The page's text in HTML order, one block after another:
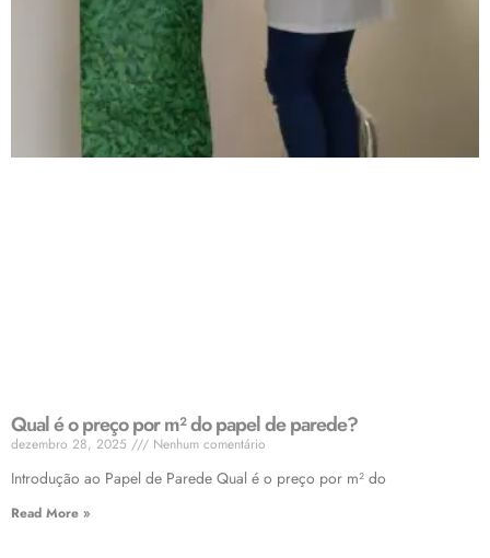
Qual é o preço por m² do papel de parede?
dezembro 28, 2025 Nenhum comentário
Introdução ao Papel de Parede Qual é o preço por m² do
Read More »